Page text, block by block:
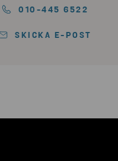
010-445 6522
SKICKA E-POST